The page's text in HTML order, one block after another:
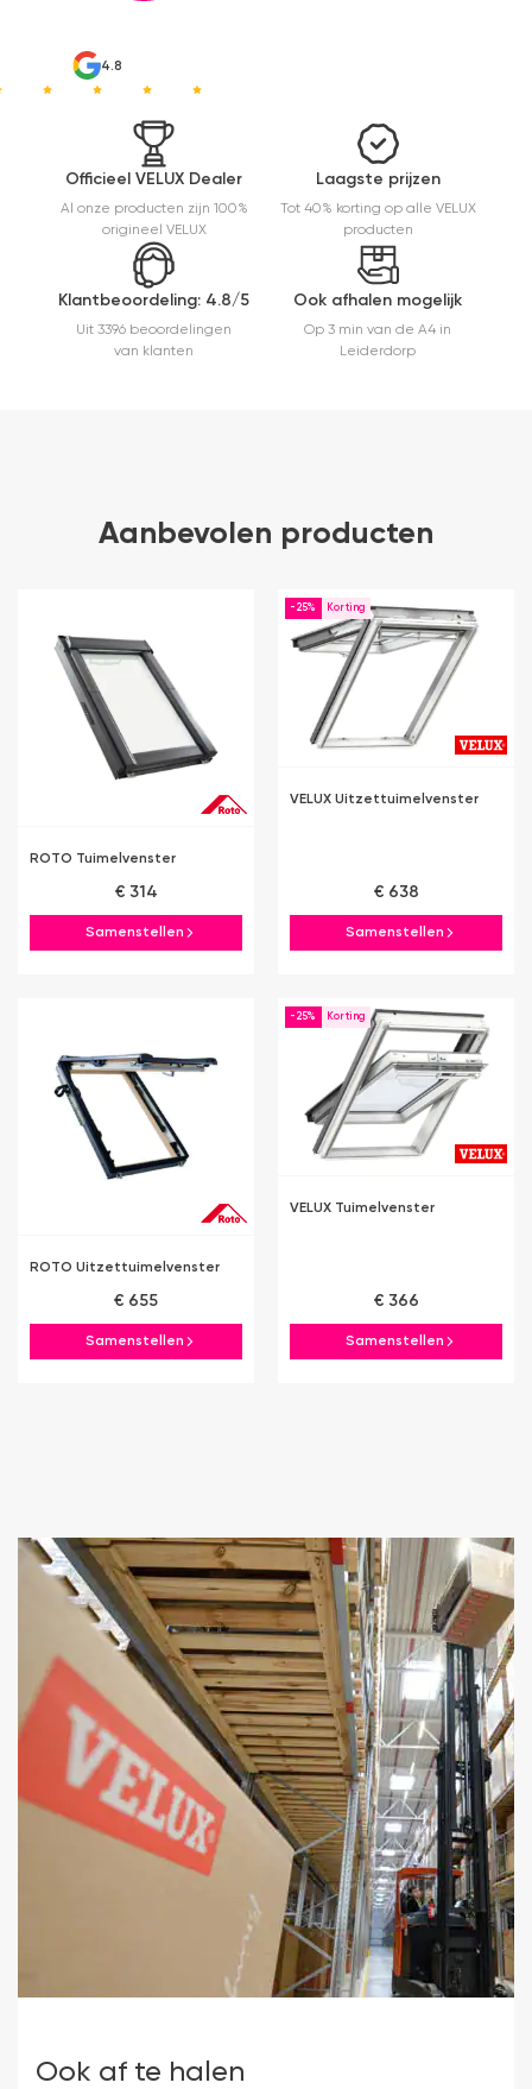
geweest)
en hij rolt
mooier uit
en kreukt
niet bij het
inrollen.
4.8
Officieel VELUX Dealer
Al onze producten zijn 100%
origineel VELUX
Laagste prijzen
Tot 40% korting op alle VELUX
producten
Klantbeoordeling: 4.8/5
Uit 3396 beoordelingen
van klanten
Ook afhalen mogelijk
Op 3 min van de A4 in
Leiderdorp
Aanbevolen producten
ROTO Tuimelvenster
€ 314
Samenstellen
-25%
VELUX Uitzettuimelvenster
€ 638
Samenstellen
ROTO Uitzettuimelvenster
€ 655
Samenstellen
-25%
VELUX Tuimelvenster
€ 366
Samenstellen
Ook af te halen